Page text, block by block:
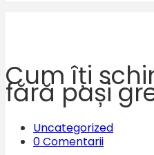
Cum îți
fără pași
Uncategorized
0 Comentarii